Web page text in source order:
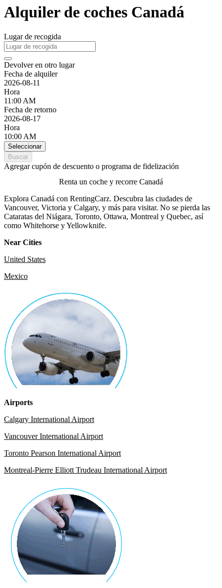
Alquiler de coches Canadá
Lugar de recogida
Devolver en otro lugar
Fecha de alquiler
2026-08-11
Hora
11:00 AM
Fecha de retorno
2026-08-17
Hora
10:00 AM
Seleccionar
Buscar
Agregar cupón de descuento o programa de fidelización
Renta un coche y recorre Canadá
Explora Canadá con RentingCarz. Descubra las ciudades de
Vancouver, Victoria y Calgary, y más para visitar. No se pierda las
Cataratas del Niágara, Toronto, Ottawa, Montreal y Quebec, así
como Whitehorse y Yellowknife.
Near Cities
United States
Mexico
Airports
Calgary International Airport
Vancouver International Airport
Toronto Pearson International Airport
Montreal-Pierre Elliott Trudeau International Airport